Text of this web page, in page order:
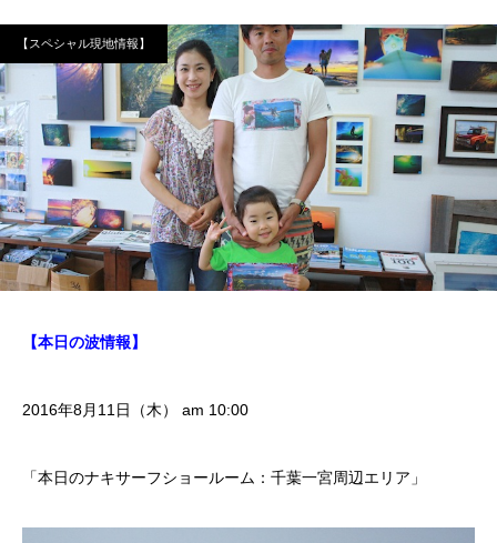
【スペシャル現地情報】
【本日の波情報】
2016年8月11日（木） am 10:00
「本日のナキサーフショールーム：千葉一宮周辺エリア」